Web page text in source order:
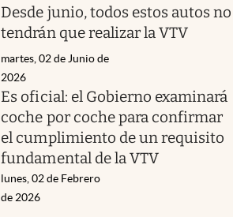
Desde junio, todos estos autos no
tendrán que realizar la VTV
martes, 02 de Junio de
2026
Es oficial: el Gobierno examinará
coche por coche para confirmar
el cumplimiento de un requisito
fundamental de la VTV
lunes, 02 de Febrero
de 2026